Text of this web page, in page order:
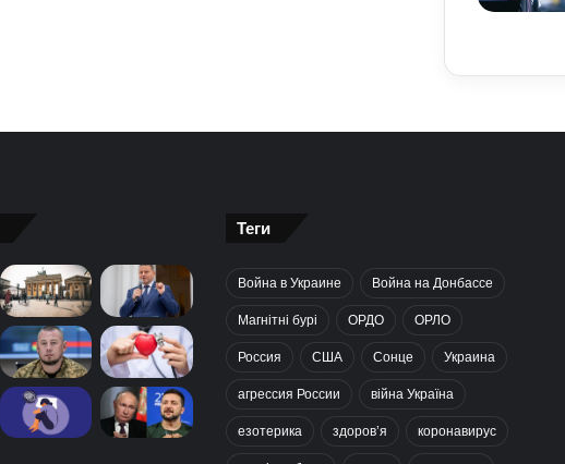
Теги
Война в Украине Война на Донбассе
Магнітні бурі ОРДО ОРЛО
Россия США Сонце Украина
агрессия России війна Україна
езотерика здоров’я коронавирус